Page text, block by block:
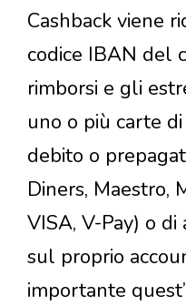
Cashback viene
codice IBAN del
rimborsi e gli
uno o più carte
debito o
Diners, Maestro,
VISA, V-Pay) o
sul proprio
importante